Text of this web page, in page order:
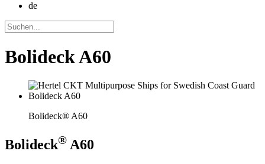
de
Bolideck A60
Bolideck® A60
Bolideck® A60